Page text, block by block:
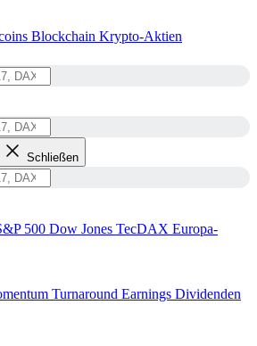
Blockchain Krypto-Aktien
Schließen
500 Dow Jones TecDAX Europa-
Turnaround Earnings Dividenden